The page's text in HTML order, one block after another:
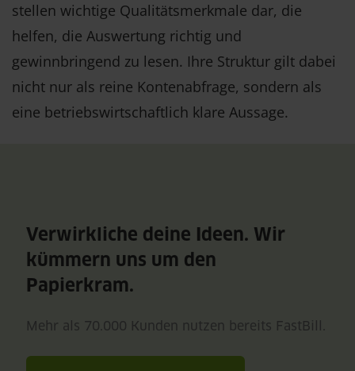
stellen wichtige Qualitätsmerkmale dar, die
helfen, die Auswertung richtig und
gewinnbringend zu lesen. Ihre Struktur gilt dabei
nicht nur als reine Kontenabfrage, sondern als
eine betriebswirtschaftlich klare Aussage.
Verwirkliche deine Ideen. Wir
kümmern uns um den
Papierkram.
Mehr als 70.000 Kunden nutzen bereits FastBill.